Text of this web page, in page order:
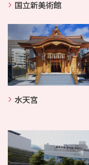
国立新美術館
水天宮